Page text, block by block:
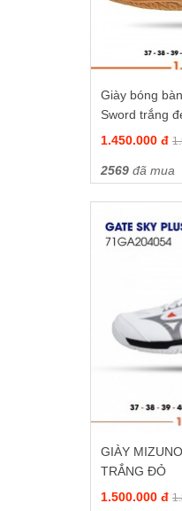
Giày bóng
Sword trắng
1.450.000 đ
2569 đã mua
GIÀY
TRẮNG ĐỎ
1.500.000 đ